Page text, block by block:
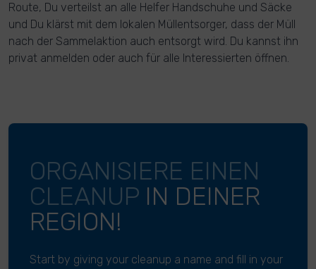
Route, Du verteilst an alle Helfer Handschuhe und Säcke
und Du klärst mit dem lokalen Müllentsorger, dass der Müll
nach der Sammelaktion auch entsorgt wird. Du kannst ihn
privat anmelden oder auch für alle Interessierten öffnen.
ORGANISIERE EINEN
CLEANUP IN DEINER
REGION!
Start by giving your cleanup a name and fill in your